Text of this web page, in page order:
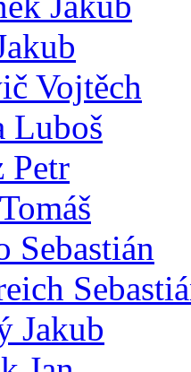
Vojtěch
Luboš
Petr
Sebastián
Jakub